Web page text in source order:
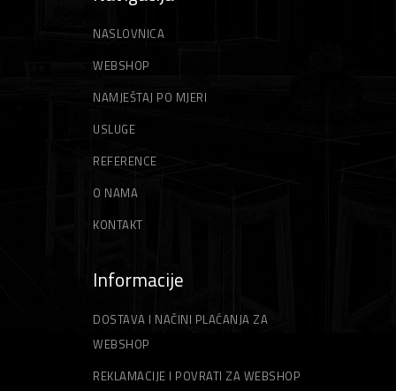
NASLOVNICA
WEBSHOP
NAMJEŠTAJ PO MJERI
USLUGE
REFERENCE
O NAMA
KONTAKT
Informacije
DOSTAVA I NAČINI PLAĆANJA ZA
WEBSHOP
REKLAMACIJE I POVRATI ZA WEBSHOP